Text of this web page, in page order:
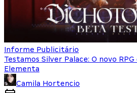
Informe Publicitário
Testamos Silver Palace: O novo
Elementa
Camila Hortencio